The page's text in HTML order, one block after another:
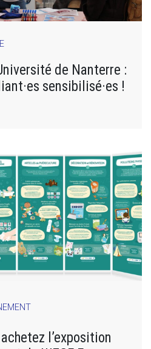
de Nanterre :
sensibilisé·es !
l’exposition